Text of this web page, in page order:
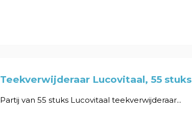
Teekverwijderaar Lucovitaal, 55 stuks
Partij van 55 stuks Lucovitaal teekverwijderaar...